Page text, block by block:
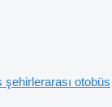
otobüs